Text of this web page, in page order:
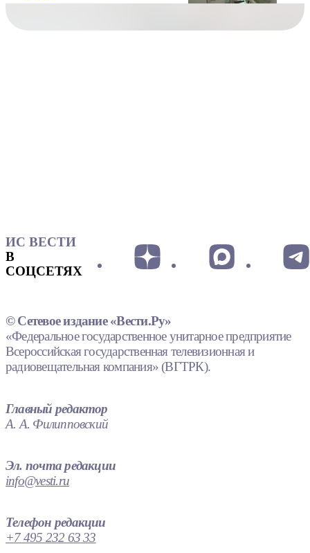
ИС ВЕСТИ
В
СОЦСЕТЯХ
© Сетевое издание «Вести.Ру»
«Федеральное государственное унитарное предприятие
Всероссийская государственная телевизионная и
радиовещательная компания» (ВГТРК).
Главный редактор
А. А. Филипповский
Эл. почта редакции
info@vesti.ru
Телефон редакции
+7 495 232 63 33